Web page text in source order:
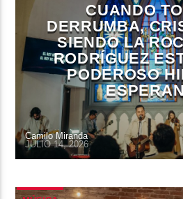
CUANDO
DERRUMBA,
SIENDO LA
RODRÍGUEZ
PODEROSO
Camilo Miranda
JULIO 14, 2026